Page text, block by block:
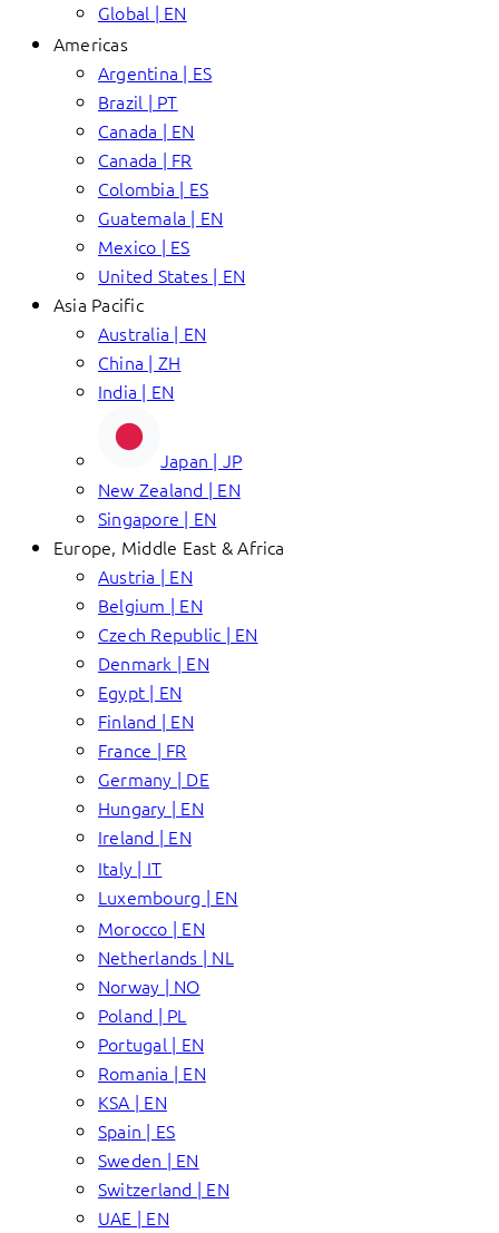
Global | EN
Americas
Argentina | ES
Brazil | PT
Canada | EN
Canada | FR
Colombia | ES
Guatemala | EN
Mexico | ES
United States | EN
Asia Pacific
Australia | EN
China | ZH
India | EN
Japan | JP
New Zealand | EN
Singapore | EN
Europe, Middle East & Africa
Austria | EN
Belgium | EN
Czech Republic | EN
Denmark | EN
Egypt | EN
Finland | EN
France | FR
Germany | DE
Hungary | EN
Ireland | EN
Italy | IT
Luxembourg | EN
Morocco | EN
Netherlands | NL
Norway | NO
Poland | PL
Portugal | EN
Romania | EN
KSA | EN
Spain | ES
Sweden | EN
Switzerland | EN
UAE | EN